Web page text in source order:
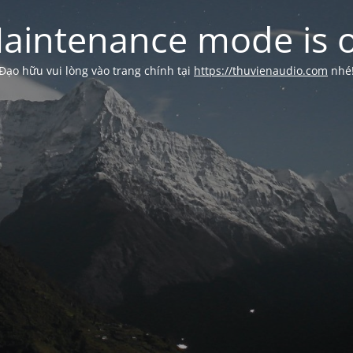
mode is
hữu vui lòng vào trang chính tại https://thuvienaudio.com